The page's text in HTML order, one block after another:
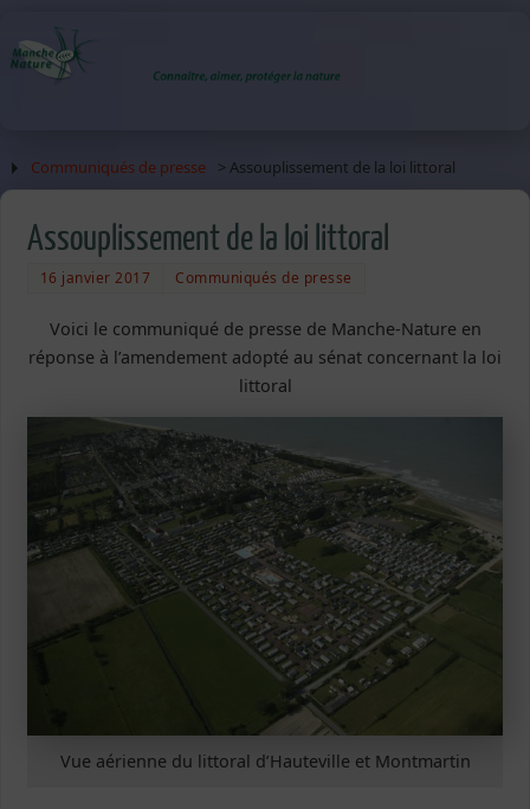
Communiqués de presse > Assouplissement de la loi littoral
Assouplissement de la loi littoral
16 janvier 2017 Communiqués de presse
Voici le communiqué de presse de Manche-Nature en
réponse à l’amendement adopté au sénat concernant la loi
littoral
Vue aérienne du littoral d’Hauteville et Montmartin